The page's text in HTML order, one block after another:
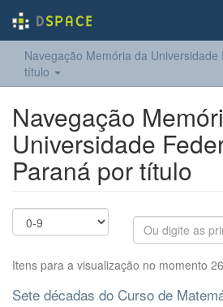
Navegação Memória da
título
Navegação
Universidade
Paraná por título
Itens para a visualização no momento
Sete décadas do Curso de